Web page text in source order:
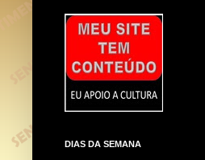
DIAS DA SEMANA